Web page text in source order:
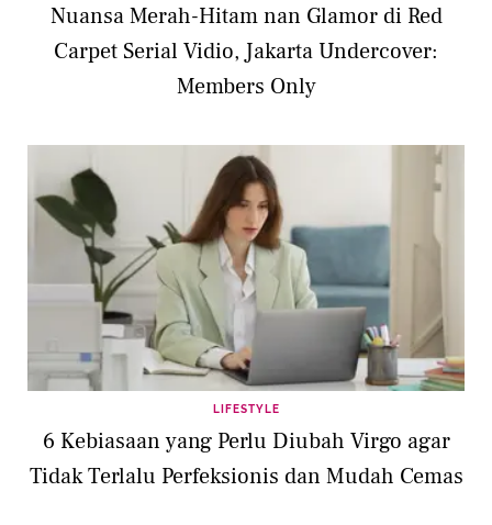
Nuansa Merah-Hitam nan Glamor di Red
Carpet Serial Vidio, Jakarta Undercover:
Members Only
LIFESTYLE
6 Kebiasaan yang Perlu Diubah Virgo agar
Tidak Terlalu Perfeksionis dan Mudah Cemas